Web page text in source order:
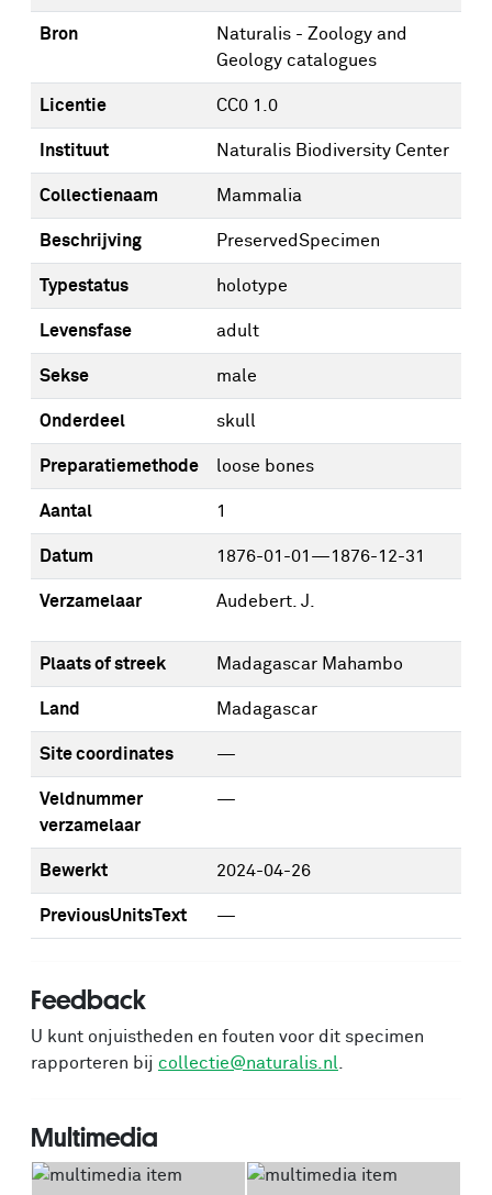
Bron
Naturalis - Zoology and
Geology catalogues
Licentie CC0 1.0
Instituut Naturalis Biodiversity Center
Collectienaam Mammalia
Beschrijving PreservedSpecimen
Typestatus holotype
Levensfase adult
Sekse male
Onderdeel skull
Preparatiemethode loose bones
Aantal 1
Datum 1876-01-01—1876-12-31
Verzamelaar Audebert. J.
Plaats of streek Madagascar Mahambo
Land Madagascar
Site coordinates —
Veldnummer
verzamelaar
—
Bewerkt 2024-04-26
PreviousUnitsText —
Feedback
U kunt onjuistheden en fouten voor dit specimen
rapporteren bij collectie@naturalis.nl
Multimedia